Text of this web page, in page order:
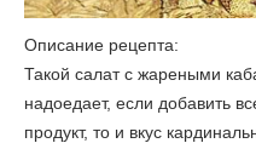
Описание рецепта:
Такой салат с жареными
надоедает, если добавить
продукт, то и вкус